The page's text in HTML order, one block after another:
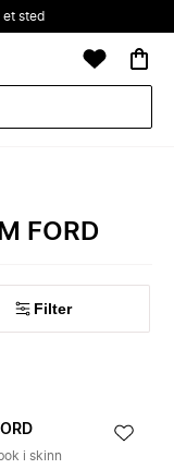
et sted
FORD
Filter
i skinn